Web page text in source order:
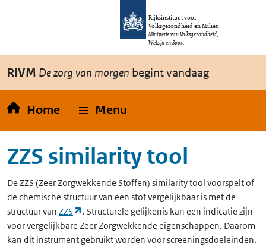
Overslaan en naar de inhoud gaan
Rijksinstituut voor
Volksgezondheid en Milieu
Ministerie van Volksgezondheid,
Welzijn en Sport
RIVM De zorg van morgen begint vandaag
Home Menu
ZZS similarity tool
De ZZS (Zeer Zorgwekkende Stoffen) similarity tool voorspelt of
de chemische structuur van een stof vergelijkbaar is met de
structuur van ZZS (opent in een nieuw tabblad)
. Structurele gelijkenis kan een indicatie zijn
voor vergelijkbare Zeer Zorgwekkende eigenschappen. Daarom
kan dit instrument gebruikt worden voor screeningsdoeleinden.